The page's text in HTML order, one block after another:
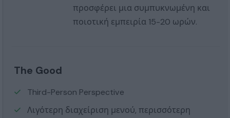
προσφέρει μια συμπυκνωμένη και
ποιοτική εμπειρία 15-20 ωρών.
The Good
Third-Person Perspective
Λιγότερη διαχείριση μενού, περισσότερη